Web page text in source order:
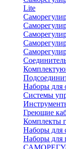
Lite
Наборы для
Системы
Греющие
Комплекты
Наборы для
Наборы для